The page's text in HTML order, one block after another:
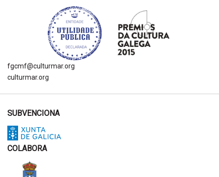
fgcmf@culturmar.org
culturmar.org
SUBVENCIONA
COLABORA